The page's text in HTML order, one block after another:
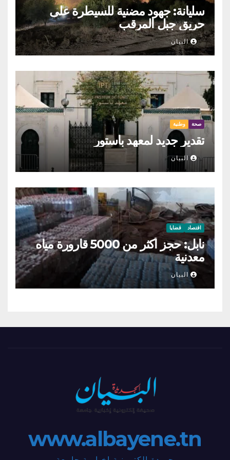
سليانة: جهود مضنية للسيطرة على
حريق جبل المرقب
البيان
صحة وطنية
تقدير جديد لمعهد باستور
البيان
اقتصاد قضايا
نابل: حجز أكثر من 5000 قارورة مياه
معدنية
البيان
www.albayene.tn